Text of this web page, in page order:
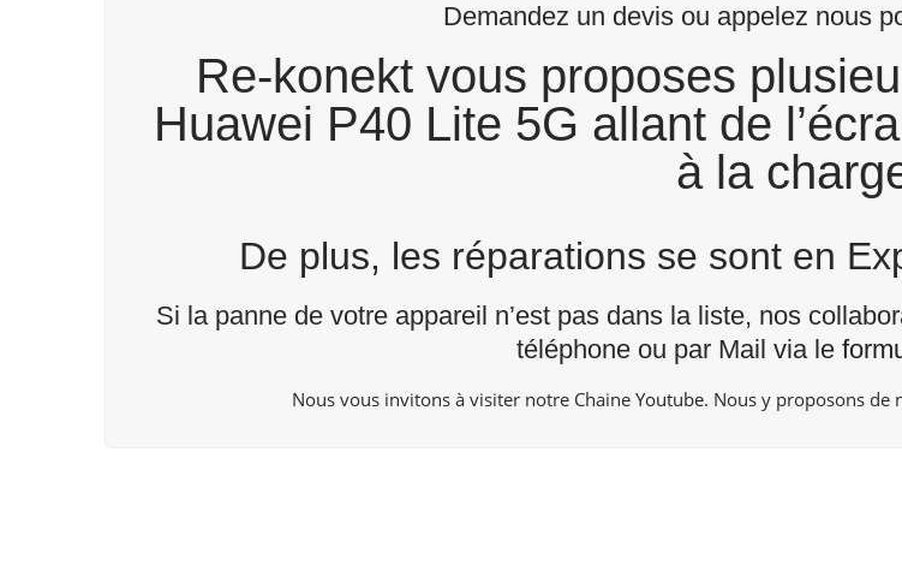
Demandez un devis ou appelez nous
Re-konekt vous proposes
Huawei P40 Lite 5G allant de
à la
De plus, les réparations se sont en
Si la panne de votre appareil n’est pas dans la liste, nos
téléphone ou par Mail via le
Nous vous invitons à visiter notre Chaine Youtube. Nous y proposons de